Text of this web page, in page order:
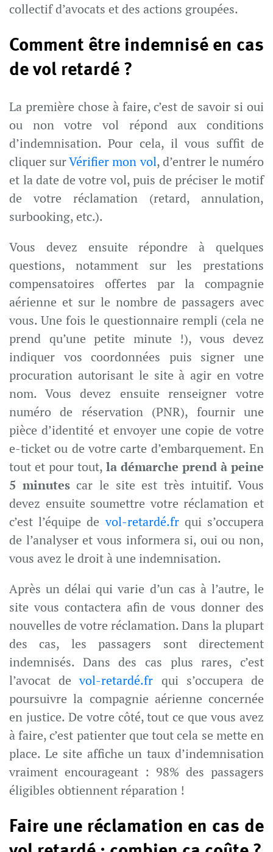
collectif d’avocats et des actions groupées.
Comment être indemnisé en cas
de vol retardé ?
La première chose à faire, c’est de savoir si oui
ou non votre vol répond aux conditions
d’indemnisation. Pour cela, il vous suffit de
cliquer surVérifier mon vol, d’entrer le numéro
et la date de votre vol, puis de préciser le motif
de votre réclamation (retard, annulation,
surbooking, etc.).
Vous devez ensuite répondre à quelques
questions, notamment sur les prestations
compensatoires offertes par la compagnie
aérienne et sur le nombre de passagers avec
vous. Une fois le questionnaire rempli (cela ne
prend qu’une petite minute !), vous devez
indiquer vos coordonnées puis signer une
procuration autorisant le site à agir en votre
nom. Vous devez ensuite renseigner votre
numéro de réservation (PNR), fournir une
pièce d’identité et envoyer une copie de votre
e-ticket ou de votre carte d’embarquement. En
tout et pour tout, la démarche prend à peine
5 minutescar le site est très intuitif. Vous
devez ensuite soumettre votre réclamation et
c’est l’équipe devol-retardé.frqui s’occupera
de l’analyser et vous informera si, oui ou non,
vous avez le droit à une indemnisation.
Après un délai qui varie d’un cas à l’autre, le
site vous contactera afin de vous donner des
nouvelles de votre réclamation. Dans la plupart
des cas, les passagers sont directement
indemnisés. Dans des cas plus rares, c’est
l’avocat devol-retardé.fr qui s’occupera de
poursuivre la compagnie aérienne concernée
en justice. De votre côté, tout ce que vous avez
à faire, c’est patienter que tout cela se mette en
place. Le site affiche un taux d’indemnisation
vraiment encourageant : 98% des passagers
éligibles obtiennent réparation !
Faire une réclamation en cas de